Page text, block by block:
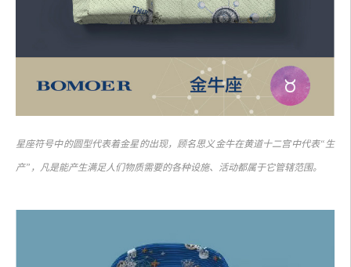
星座符号中的圆型代表着金星的出现，顾名思义金牛在黄道十二宫中代表“生
产”，凡是能产生满足人们物质需要的各种设施、活动都属于它管辖范围。